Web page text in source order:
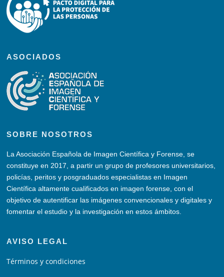
ASOCIADOS
SOBRE NOSOTROS
La Asociación Española de Imagen Científica y Forense, se
constituye en 2017, a partir un grupo de profesores universitarios,
policías, peritos y posgraduados especialistas en Imagen
Científica altamente cualificados en imagen forense, con el
objetivo de autentificar las imágenes convencionales y digitales y
fomentar el estudio y la investigación en estos ámbitos.
AVISO LEGAL
Términos y condiciones